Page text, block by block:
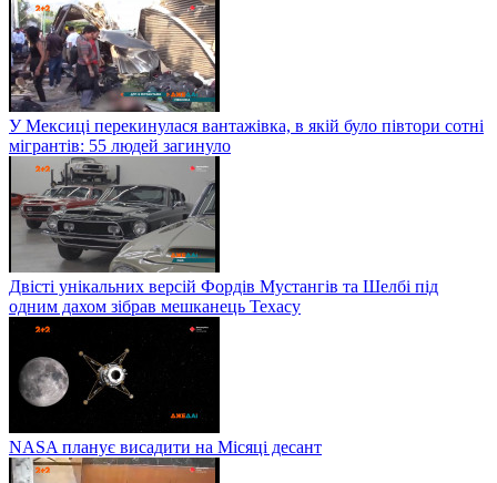
У Мексиці перекинулася вантажівка, в якій було півтори сотні
мігрантів: 55 людей загинуло
Двісті унікальних версій Фордів Мустангів та Шелбі під
одним дахом зібрав мешканець Техасу
NASA планує висадити на Місяці десант